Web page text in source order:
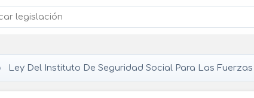
Ley Del Instituto De Seguridad Social Para Las